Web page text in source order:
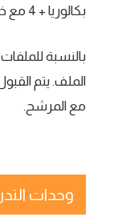
بكالوريا + 4 مع خبرة مهنية لا تقل عن 3 سنوات،
بالنسبة
الملف. يتم
مع المرشح.
وحدات